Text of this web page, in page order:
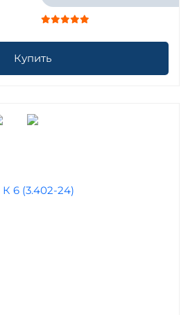
Купить